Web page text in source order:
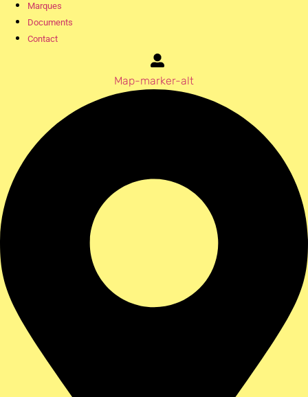
Marques
Documents
Contact
Map-marker-alt